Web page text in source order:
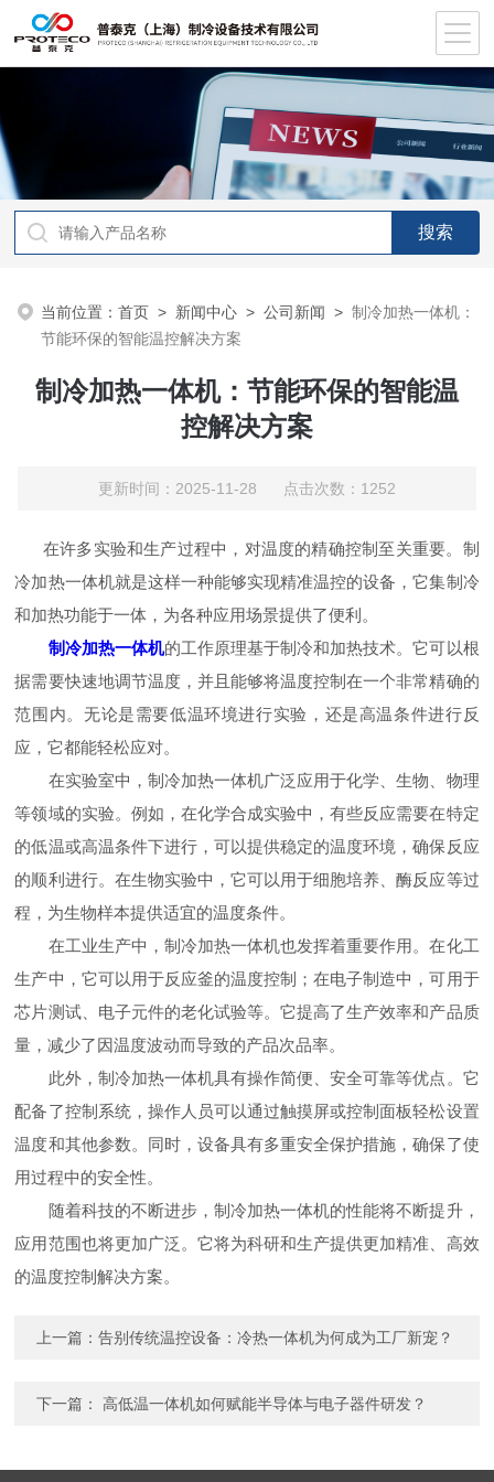
当前位置：首页 > 新闻中心 >公司新闻 >制冷加热一体机：
节能环保的智能温控解决方案
制冷加热一体机：节能环保的智能温
控解决方案
更新时间：2025-11-28 点击次数：1252
在许多实验和生产过程中，对温度的精确控制至关重要。制
冷加热一体机就是这样一种能够实现精准温控的设备，它集制冷
和加热功能于一体，为各种应用场景提供了便利。
制冷加热一体机的工作原理基于制冷和加热技术。它可以根
据需要快速地调节温度，并且能够将温度控制在一个非常精确的
范围内。无论是需要低温环境进行实验，还是高温条件进行反
应，它都能轻松应对。
在实验室中，制冷加热一体机广泛应用于化学、生物、物理
等领域的实验。例如，在化学合成实验中，有些反应需要在特定
的低温或高温条件下进行，可以提供稳定的温度环境，确保反应
的顺利进行。在生物实验中，它可以用于细胞培养、酶反应等过
程，为生物样本提供适宜的温度条件。
在工业生产中，制冷加热一体机也发挥着重要作用。在化工
生产中，它可以用于反应釜的温度控制；在电子制造中，可用于
芯片测试、电子元件的老化试验等。它提高了生产效率和产品质
量，减少了因温度波动而导致的产品次品率。
此外，制冷加热一体机具有操作简便、安全可靠等优点。它
配备了控制系统，操作人员可以通过触摸屏或控制面板轻松设置
温度和其他参数。同时，设备具有多重安全保护措施，确保了使
用过程中的安全性。
随着科技的不断进步，制冷加热一体机的性能将不断提升，
应用范围也将更加广泛。它将为科研和生产提供更加精准、高效
的温度控制解决方案。
上一篇：告别传统温控设备：冷热一体机为何成为工厂新宠？
下一篇：高低温一体机如何赋能半导体与电子器件研发？